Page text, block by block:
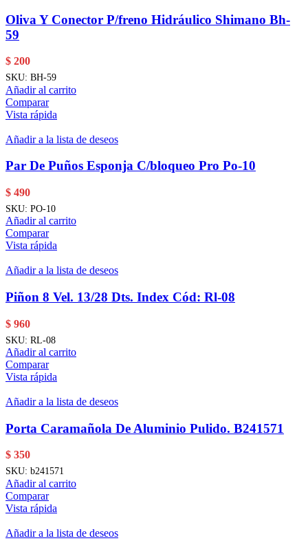
Oliva Y Conector P/freno Hidráulico Shimano Bh-
59
$ 200
SKU: BH-59
Añadir al carrito
Comparar
Vista rápida
Añadir a la lista de deseos
Par De Puños Esponja C/bloqueo Pro Po-10
$ 490
SKU: PO-10
Añadir al carrito
Comparar
Vista rápida
Añadir a la lista de deseos
Piñon 8 Vel. 13/28 Dts. Index Cód: Rl-08
$ 960
SKU: RL-08
Añadir al carrito
Comparar
Vista rápida
Añadir a la lista de deseos
Porta Caramañola De Aluminio Pulido. B241571
$ 350
SKU: b241571
Añadir al carrito
Comparar
Vista rápida
Añadir a la lista de deseos